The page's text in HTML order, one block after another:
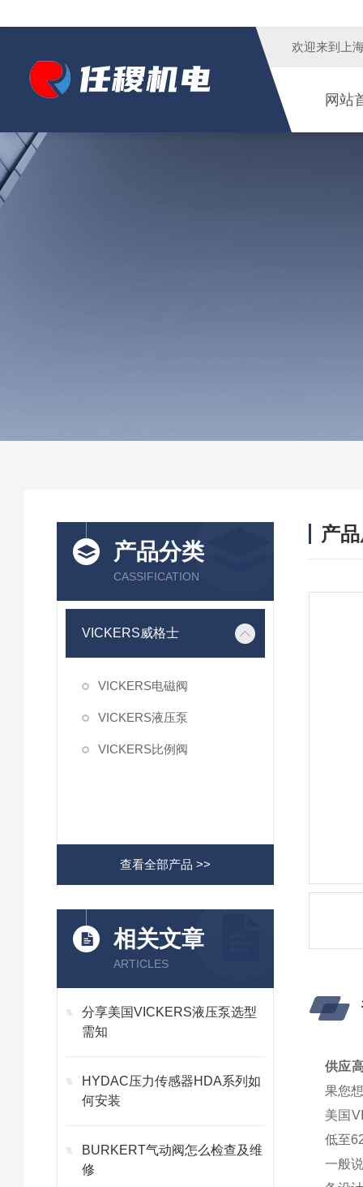
欢迎来到 上
网站
产品分类
CASSIFICATION
VICKERS威格士
VICKERS电磁阀
VICKERS液压泵
VICKERS比例阀
查看全部产品 >>
相关文章
ARTICLES
分享美国VICKERS液压泵选型
需知
HYDAC压力传感器HDA系列如
何安装
BURKERT气动阀怎么检查及维
修
产
供应
果您
美国
低至
一般